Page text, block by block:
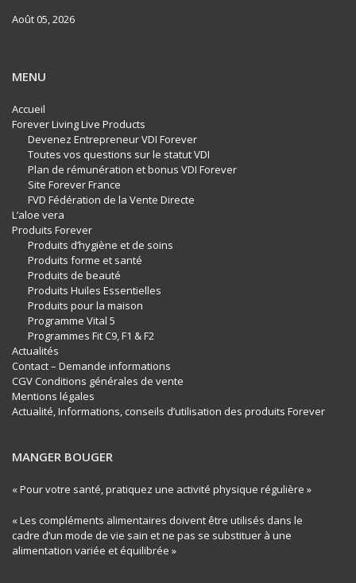
Août 05, 2026
MENU
Accueil
Forever Living Live Products
Devenez Entrepreneur VDI Forever
Toutes vos questions sur le statut VDI
Plan de rémunération et bonus VDI Forever
Site Forever France
FVD Fédération de la Vente Directe
L’aloe vera
Produits Forever
Produits d’hygiène et de soins
Produits forme et santé
Produits de beauté
Produits Huiles Essentielles
Produits pour la maison
Programme Vital 5
Programmes Fit C9, F1 & F2
Actualités
Contact – Demande informations
CGV Conditions générales de vente
Mentions légales
Actualité, Informations, conseils d’utilisation des produits Forever
MANGER BOUGER
« Pour votre santé, pratiquez une activité physique régulière »
« Les compléments alimentaires doivent être utilisés dans le
cadre d’un mode de vie sain et ne pas se substituer à une
alimentation variée et équilibrée »